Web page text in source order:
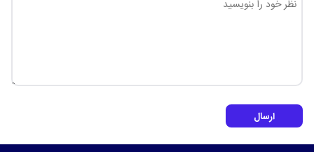
ارسال